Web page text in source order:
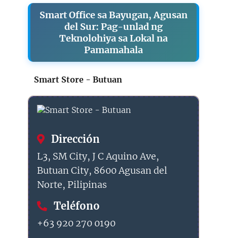
Smart Office sa Bayugan, Agusan
del Sur: Pag-unlad ng
Teknolohiya sa Lokal na
Pamamahala
Smart Store - Butuan
Dirección
L3, SM City, J C Aquino Ave,
Butuan City, 8600 Agusan del
Norte, Pilipinas
Teléfono
+63 920 270 0190